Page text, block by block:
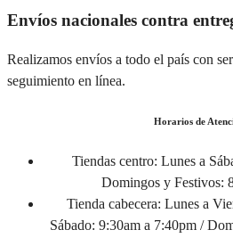
Envíos nacionales contra
Realizamos envíos a todo el país con
seguimiento en línea.
Horarios de
Tiendas centro: Lunes a
Domingos y Festivos:
Tienda cabecera: Lunes a
Sábado: 9:30am a 7:40pm /